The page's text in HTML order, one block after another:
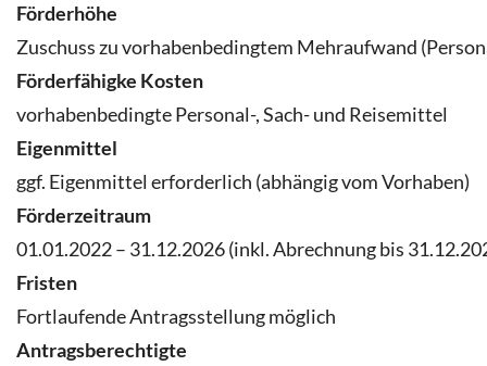
Förderhöhe
Zuschuss zu vorhabenbedingtem Mehraufwand
Förderfähigke Kosten
vorhabenbedingte Personal-, Sach- und Reisemittel
Eigenmittel
ggf. Eigenmittel erforderlich (abhängig vom Vorhaben)
Förderzeitraum
01.01.2022 – 31.12.2026 (inkl. Abrechnung bis
Fristen
Fortlaufende Antragsstellung möglich
Antragsberechtigte